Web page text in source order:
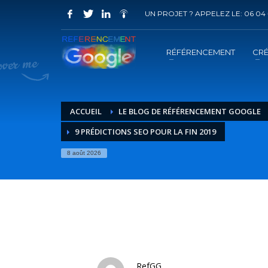
COMMENT ACHETER UN PRESTATION
1 Choisir la prestation
Vous recevrez sous 5 jours ouvrés un mail de
UN PROJET ? APPELEZ LE: 06 04
RÉFÉRENCEMENT
ACCUEIL LE BLOG DE RÉFÉRENCEMENT GOOGLE
9 PRÉDICTIONS SEO POUR LA FIN 2019
8 août 2026